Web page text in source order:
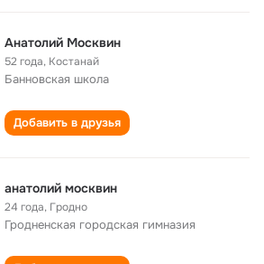
Анатолий Москвин
52 года, Костанай
Банновская школа
Добавить в друзья
анатолий москвин
24 года, Гродно
Гродненская городская гимназия